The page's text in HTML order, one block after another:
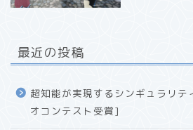
最近の投稿
超知能が実現するシンギュラリ
オコンテスト受賞]